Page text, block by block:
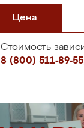
Цена
Стоимость
8 (800) 511-89-55